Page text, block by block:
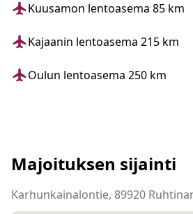
Kuusamon lentoasema 85 km
Kajaanin lentoasema 215 km
Oulun lentoasema 250 km
Majoituksen sijainti
Karhunkainalontie, 89920